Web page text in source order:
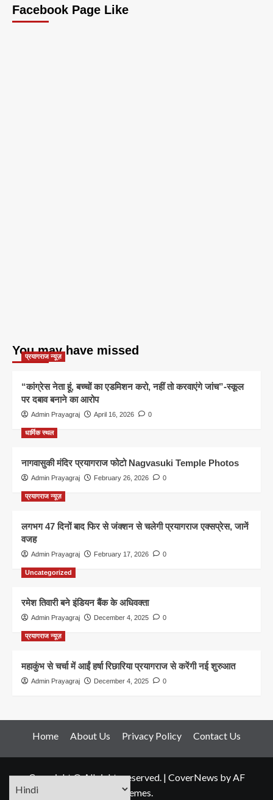
Facebook Page Like
You may have missed
प्रयागराज न्यूज़
“कांग्रेस नेता हूं, बच्चों का एडमिशन करो, नहीं तो करवाएंगे जांच”-स्कूल
पर दबाव बनाने का आरोप
Admin Prayagraj April 16, 2026 0
धार्मिक स्थल
नागवासुकी मंदिर प्रयागराज फोटो Nagvasuki Temple Photos
Admin Prayagraj February 26, 2026 0
प्रयागराज न्यूज़
लगभग 47 दिनों बाद फिर से जंक्शन से चलेगी प्रयागराज एक्सप्रेस, जानें
वजह
Admin Prayagraj February 17, 2026 0
Uncategorized
रमेश तिवारी बने इंडियन बैंक के अधिवक्ता
Admin Prayagraj December 4, 2025 0
प्रयागराज न्यूज़
महाकुंभ से चर्चा में आईं हर्षा रिछारिया प्रयागराज से करेंगी नई शुरुआत
Admin Prayagraj December 4, 2025 0
Home About Us Privacy Policy Contact Us
Copyright © All rights reserved. | CoverNews by AF
themes.